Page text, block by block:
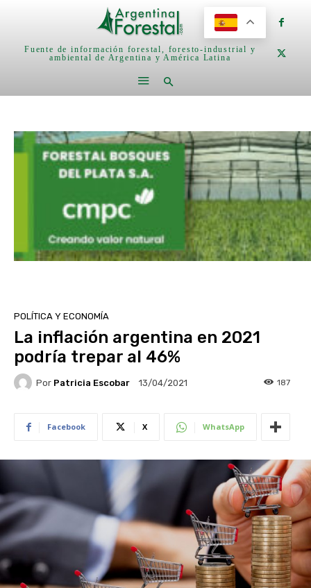
Fuente de información forestal, foresto-industrial y
ambiental de Argentina y América Latina
POLÍTICA Y ECONOMÍA
La inflación argentina en 2021
podría trepar al 46%
Por Patricia Escobar 13/04/2021 187
Facebook X WhatsApp